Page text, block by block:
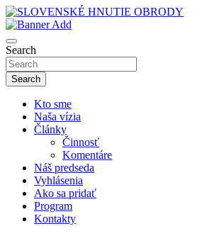
Skip
to
content
SLOVENSKÉ HNUTIE
Search
Search
Kto sme
Naša vízia
Články
Činnosť
Komentáre
Náš predseda
Vyhlásenia
Ako sa pridať
Program
Kontakty